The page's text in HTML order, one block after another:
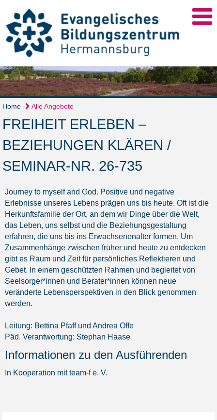
Home Alle Angebote
FREIHEIT ERLEBEN –
BEZIEHUNGEN KLÄREN /
SEMINAR-NR. 26-735
Journey to myself and God. Positive und negative
Erlebnisse unseres Lebens prägen uns bis heute. Oft ist die
Herkunftsfamilie der Ort, an dem wir Dinge über die Welt,
das Leben, uns selbst und die Beziehungsgestaltung
erfahren, die uns bis ins Erwachsenenalter formen. Um
Zusammenhänge zwischen früher und heute zu entdecken
gibt es Raum und Zeit für persönliches Reflektieren und
Gebet. In einem geschützten Rahmen und begleitet von
Seelsorger*innen und Berater*innen können neue
veränderte Lebensperspektiven in den Blick genommen
werden.
Leitung: Bettina Pfaff und Andrea Offe
Päd. Verantwortung: Stephan Haase
Informationen zu den Ausführenden
In Kooperation mit team-f e. V.